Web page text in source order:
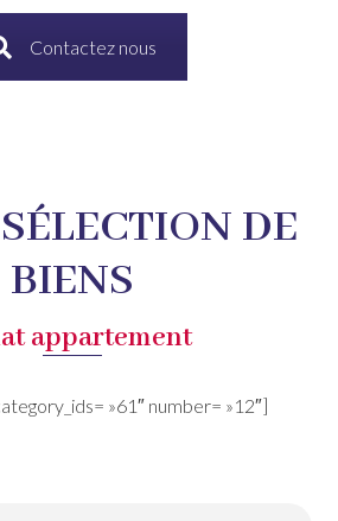
Contactez nous
DE
BIENS
appartement
»61″ number= »12″]